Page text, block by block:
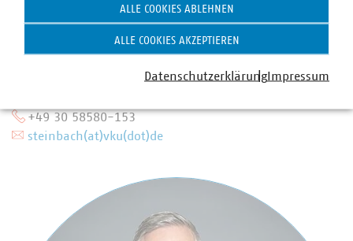
Dipl.-Ing. Nadine Steinbach
+49 30 58580-153
steinbach(at)vku(dot)de
ALLE COOKIES ABLEHNEN
ALLE COOKIES AKZEPTIEREN
DatenschutzerklärungImpressum